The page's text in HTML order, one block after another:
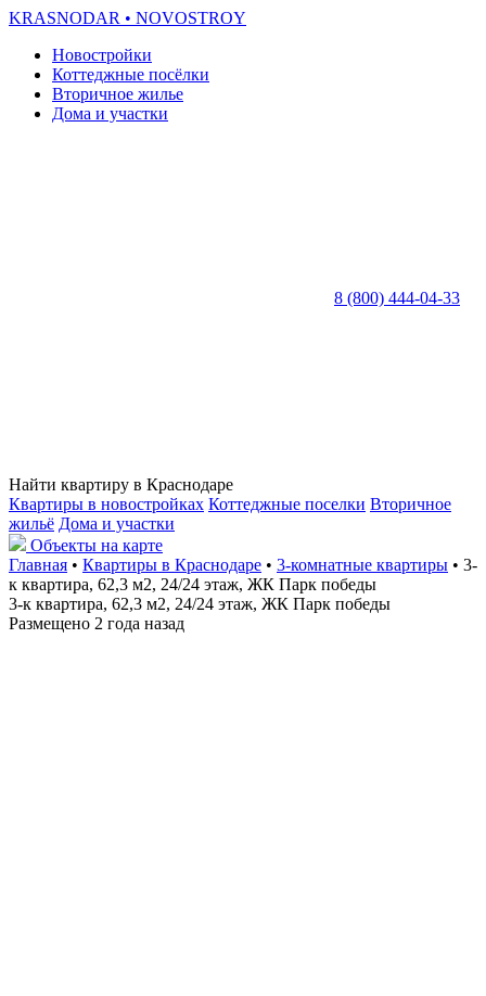
KRASNODAR • NOVOSTROY
Новостройки
Коттеджные посёлки
Вторичное жилье
Дома и участки
8 (800) 444-04-33
Найти квартиру в Краснодаре
Квартиры в новостройках Коттеджные поселки Вторичное
жильё Дома и участки
Объекты на карте
Главная • Квартиры в Краснодаре • 3-комнатные квартиры • 3-
к квартира, 62,3 м2, 24/24 этаж, ЖК Парк победы
3-к квартира, 62,3 м2, 24/24 этаж, ЖК Парк победы
Размещено 2 года назад